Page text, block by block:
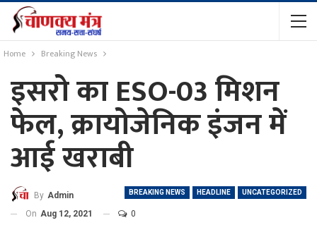
Home Breaking News
इसरो का ESO-03 मिशन
फेल, क्रायोजेनिक इंजन में
आई खराबी
BREAKING NEWS HEADLINE UNCATEGORIZED
By Admin
On Aug 12, 2021 0